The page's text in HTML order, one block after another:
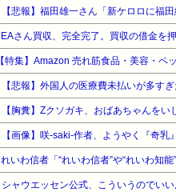
EAさん買収、完全完了。買収の借金を
【特集】Amazon 売れ筋食品・美容・ペ
【悲報】外国人の医療費未払いが多す
【胸糞】Zクソガキ、おばあちゃんをい
【画像】咲-saki-作者、ようやく『奇乳
れいわ信者「“れいわ信者”や“れいわ知
シャウエッセン公式、こういうのでい